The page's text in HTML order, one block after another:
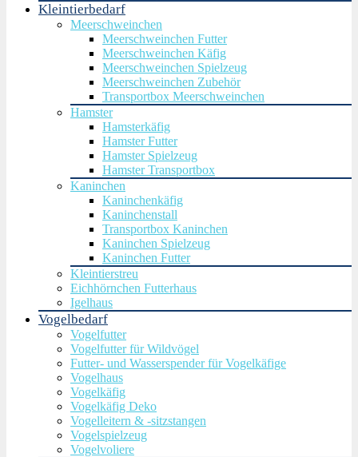
Kleintierbedarf
Meerschweinchen
Meerschweinchen Futter
Meerschweinchen Käfig
Meerschweinchen Spielzeug
Meerschweinchen Zubehör
Transportbox Meerschweinchen
Hamster
Hamsterkäfig
Hamster Futter
Hamster Spielzeug
Hamster Transportbox
Kaninchen
Kaninchenkäfig
Kaninchenstall
Transportbox Kaninchen
Kaninchen Spielzeug
Kaninchen Futter
Kleintierstreu
Eichhörnchen Futterhaus
Igelhaus
Vogelbedarf
Vogelfutter
Vogelfutter für Wildvögel
Futter- und Wasserspender für Vogelkäfige
Vogelhaus
Vogelkäfig
Vogelkäfig Deko
Vogelleitern & -sitzstangen
Vogelspielzeug
Vogelvoliere